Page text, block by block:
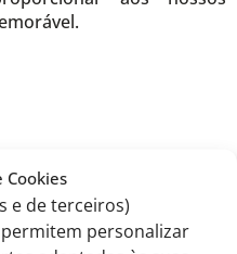
Cookies
e de terceiros)
personalizar